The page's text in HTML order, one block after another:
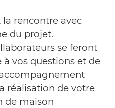
la rencontre avec
du projet.
se feront
vos questions et de
réalisation de votre
de maison